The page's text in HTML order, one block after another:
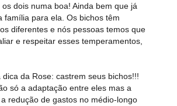
os dois numa boa! Ainda bem que já
família para ela. Os bichos têm
diferentes e nós pessoas temos que
e respeitar esses temperamentos,
dica da Rose: castrem seus bichos!!!
só a adaptação entre eles mas a
redução de gastos no médio-longo